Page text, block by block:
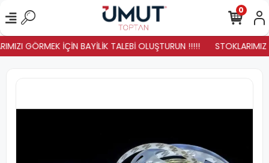
GÖRMEK İÇİN BAYİLİK TALEBİ OLUŞTURUN !!!!! STOKLARIMIZ
0